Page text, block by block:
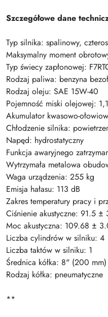
Szczegółowe dane
Typ silnika: spalinowy,
Maksymalny moment
Typ świecy zapłonowej:
Rodzaj paliwa: benzyna
Rodzaj oleju: SAE 15W-40
Pojemność miski olejowej:
Akumulator kwasowo-
Chłodzenie silnika:
Napęd: hydrostatyczny
Funkcja awaryjnego
Wytrzymała metalowa
Waga urządzenia: 255 kg
Emisja hałasu: 113 dB
Zakres temperatury pracy i
Ciśnienie akustyczne: 91.5 ±
Moc akustyczna: 109.68 ±
Liczba cylindrów w silniku: 4
Liczba taktów w silniku: 1
Średnica kółka: 8" (200 mm)
Rodzaj kółka: pneumatyczne
**